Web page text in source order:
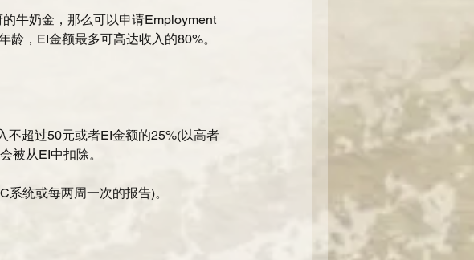
牛奶金，那么可以申请Employment
，EI金额最多可高达收入的80%。
不超过50元或者EI金额的25%(以高者
被从EI中扣除。
统或每两周一次的报告)。